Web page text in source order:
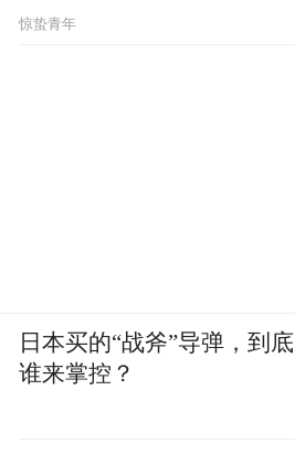
惊蛰青年
日本买的“战斧”导弹，到底
谁来掌控？